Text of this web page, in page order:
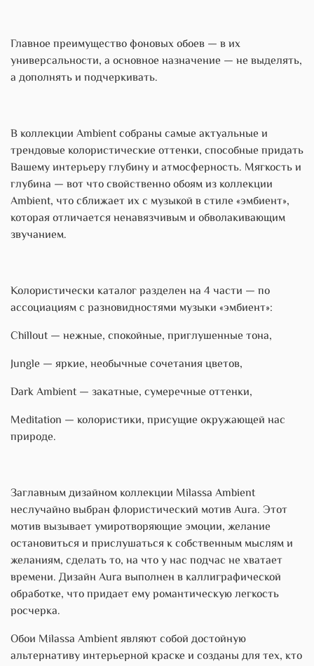
Главное преимущество фоновых обоев — в их
универсальности, а основное назначение — не выделять,
а дополнять и подчеркивать.
В коллекции Ambient собраны самые актуальные и
трендовые колористические оттенки, способные придать
Вашему интерьеру глубину и атмосферность. Мягкость и
глубина — вот что свойственно обоям из коллекции
Ambient, что сближает их с музыкой в стиле «эмбиент»,
которая отличается ненавязчивым и обволакивающим
звучанием.
Колористически каталог разделен на 4 части — по
ассоциациям с разновидностями музыки «эмбиент»:
Chillout — нежные, спокойные, приглушенные тона,
Jungle — яркие, необычные сочетания цветов,
Dark Ambient — закатные, сумеречные оттенки,
Meditation — колористики, присущие окружающей нас
природе.
Заглавным дизайном коллекции Milassa Ambient
неслучайно выбран флористический мотив Aura. Этот
мотив вызывает умиротворяющие эмоции, желание
остановиться и прислушаться к собст­венным мыслям и
желаниям, сделать то, на что у нас подчас не хватает
времени. Дизайн Aura выполнен в каллиграфической
обработке, что придает ему романтическую легкость
росчерка.
Обои Milassa Ambient являют собой достойную
альтернативу интерьерной краске и созданы для тех, кто